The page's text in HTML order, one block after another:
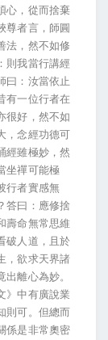
心，從而捨棄
尊者言，師圓
法，然不如修
則我當行講經
曰：汝當依止
有一位行者在
很好，然不如
，念經功德可
經雖極妙，然
坐禪可能極
行者實感無
答曰：應修捨
壽命無常思維
破人道，且於
，欲求天界諸
離心為妙。
》中有廣說業
則可。但總而
係是非常奧密